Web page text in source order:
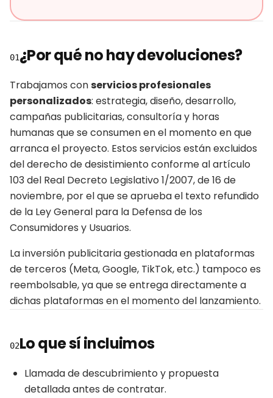
01¿Por qué no hay devoluciones?
Trabajamos conservicios profesionales
personalizados: estrategia, diseño, desarrollo,
campañas publicitarias, consultoría y horas
humanas que se consumen en el momento en que
arranca el proyecto. Estos servicios están excluidos
del derecho de desistimiento conforme al artículo
103 del Real Decreto Legislativo 1/2007, de 16 de
noviembre, por el que se aprueba el texto refundido
de la Ley General para la Defensa de los
Consumidores y Usuarios.
La inversión publicitaria gestionada en plataformas
de terceros (Meta, Google, TikTok, etc.) tampoco es
reembolsable, ya que se entrega directamente a
dichas plataformas en el momento del lanzamiento.
02Lo que sí incluimos
Llamada de descubrimiento y propuesta
detallada antes de contratar.